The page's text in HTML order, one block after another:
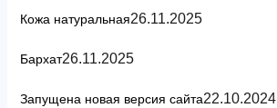
Кожа натуральная26.11.2025
Бархат26.11.2025
Запущена новая версия сайта22.10.2024